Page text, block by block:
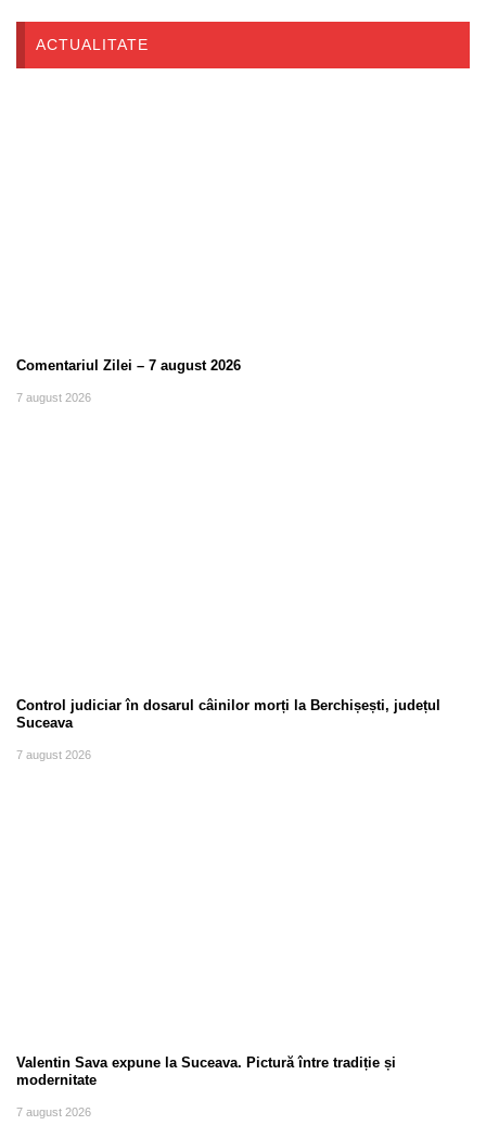
ACTUALITATE
Comentariul Zilei – 7 august 2026
7 august 2026
Control judiciar în dosarul câinilor morți la Berchișești, județul
Suceava
7 august 2026
Valentin Sava expune la Suceava. Pictură între tradiție și
modernitate
7 august 2026